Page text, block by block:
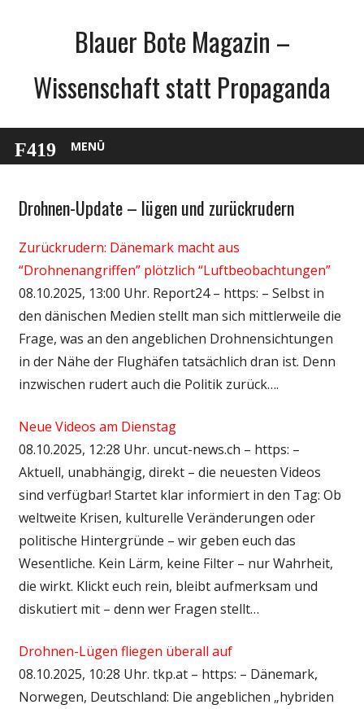
Blauer Bote Magazin –
Wissenschaft statt Propaganda
MENÜ
Gesellschaft
Politik
Technik
Wissenschaft
Drohnen-Update – lügen und zurückrudern
Zurückrudern: Dänemark macht aus
“Drohnenangriffen” plötzlich “Luftbeobachtungen”
08.10.2025, 13:00 Uhr. Report24 – https: – Selbst in
den dänischen Medien stellt man sich mittlerweile die
Frage, was an den angeblichen Drohnensichtungen
in der Nähe der Flughäfen tatsächlich dran ist. Denn
inzwischen rudert auch die Politik zurück….
Neue Videos am Dienstag
08.10.2025, 12:28 Uhr. uncut-news.ch – https: –
Aktuell, unabhängig, direkt – die neuesten Videos
sind verfügbar! Startet klar informiert in den Tag: Ob
weltweite Krisen, kulturelle Veränderungen oder
politische Hintergründe – wir geben euch das
Wesentliche. Kein Lärm, keine Filter – nur Wahrheit,
die wirkt. Klickt euch rein, bleibt aufmerksam und
diskutiert mit – denn wer Fragen stellt…
Drohnen-Lügen fliegen überall auf
08.10.2025, 10:28 Uhr. tkp.at – https: – Dänemark,
Norwegen, Deutschland: Die angeblichen „hybriden